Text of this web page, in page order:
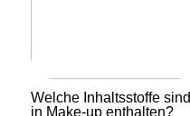
Welche Inhaltsstoffe sind
in Make-up enthalten?